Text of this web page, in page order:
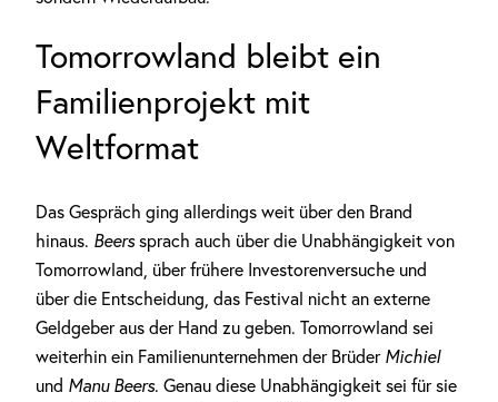
Tomorrowland bleibt ein
Familienprojekt mit
Weltformat
Das Gespräch ging allerdings weit über den Brand
hinaus. Beerssprach auch über die Unabhängigkeit von
Tomorrowland, über frühere Investorenversuche und
über die Entscheidung, das Festival nicht an externe
Geldgeber aus der Hand zu geben. Tomorrowland sei
weiterhin ein Familienunternehmen der Brüder Michiel
und Manu Beers. Genau diese Unabhängigkeit sei für sie